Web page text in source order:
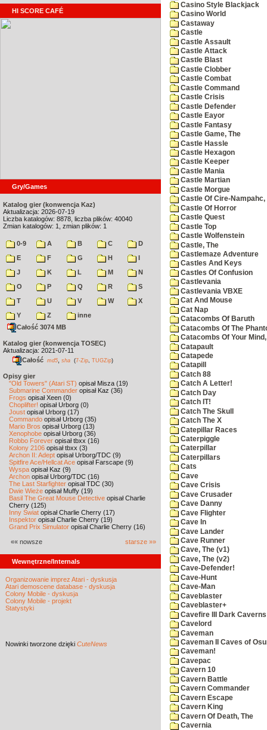
HI SCORE CAFÉ
Gry/Games
Katalog gier (konwencja Kaz)
Aktualizacja: 2026-07-19
Liczba katalogów: 8878, liczba plików: 40040
Zmian katalogów: 1, zmian plików: 1
0-9 A B C
D
E
F G H
I
J
K L M
N
O
P Q R
S
T
U V W
X
Y
Z
inne
Całość 3074 MB
Katalog gier (konwencja TOSEC)
Aktualizacja: 2021-07-11
Całość md5 sha (7-Zip TUGZip)
Opisy gier
"Old Towers" (Atari ST) opisał Misza (19)
Submarine Commander opisał Kaz (36)
Frogs opisał Xeen (0)
Choplifter! opisał Urborg (0)
Joust opisał Urborg (17)
Commando opisał Urborg (35)
Mario Bros opisał Urborg (13)
Xenophobe opisał Urborg (36)
Robbo Forever opisał tbxx (16)
Kolony 2106 opisał tbxx (3)
Archon II: Adept opisał Urborg/TDC (9)
Spitfire Ace/Hellcat Ace opisał Farscape (9)
Wyspa opisał Kaz (9)
Archon opisał Urborg/TDC (16)
The Last Starfighter opisał TDC (30)
Dwie Wieże opisał Muffy (19)
Basil The Great Mouse Detective opisał Charlie
Cherry (125)
Inny Świat opisał Charlie Cherry (17)
Inspektor opisał Charlie Cherry (19)
Grand Prix Simulator opisał Charlie Cherry (16)
«« nowsze starsze »»
Wewnętrzne/Internals
Organizowanie imprez Atari - dyskusja
Atari demoscene database - dyskusja
Colony Mobile - dyskusja
Colony Mobile - projekt
Statystyki
Nowinki tworzone dzięki CuteNews
Casino Style Blackjack
Casino World
Castaway
Castle
Castle Assault
Castle Attack
Castle Blast
Castle Clobber
Castle Combat
Castle Command
Castle Crisis
Castle Defender
Castle Eayor
Castle Fantasy
Castle Game, The
Castle Hassle
Castle Hexagon
Castle Keeper
Castle Mania
Castle Martian
Castle Morgue
Castle Of Cire-Nampahc,
Castle Of Horror
Castle Quest
Castle Top
Castle Wolfenstein
Castle, The
Castlemaze Adventure
Castles And Keys
Castles Of Confusion
Castlevania
Castlevania VBXE
Cat And Mouse
Cat Nap
Catacombs Of Baruth
Catacombs Of The
Catacombs Of Your
Catapault
Catapede
Catapill
Catch 88
Catch A Letter!
Catch Day
Catch IT!
Catch The Skull
Catch The X
Catepillar Races
Caterpiggle
Caterpillar
Caterpillars
Cats
Cave
Cave Crisis
Cave Crusader
Cave Danny
Cave Flighter
Cave In
Cave Lander
Cave Runner
Cave, The (v1)
Cave, The (v2)
Cave-Defender!
Cave-Hunt
Cave-Man
Caveblaster
Caveblaster+
Cavefire III Dark Caverns
Cavelord
Caveman
Caveman II Caves of
Caveman!
Cavepac
Cavern 10
Cavern Battle
Cavern Commander
Cavern Escape
Cavern King
Cavern Of Death, The
Cavernia